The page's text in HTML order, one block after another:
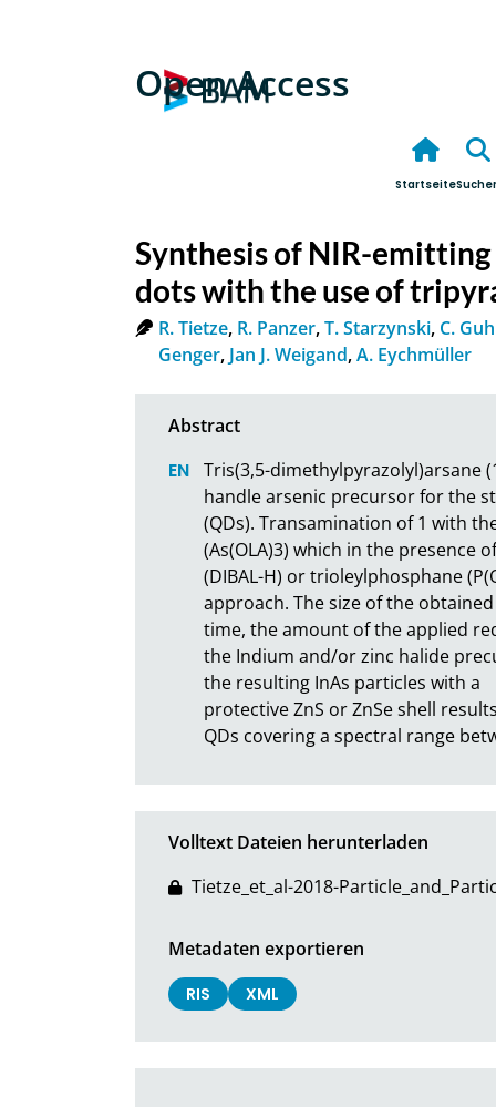
Open Access
Startseite
Synthesis of NIR-
dots with the use of
R. Tietze, R. Panzer,T. Starzynski, C.
Genger, Jan J. Weigand,A. Eychmüller
Tris(3,5-dimethylpyrazolyl)arsane
handle arsenic precursor for the
(QDs). Transamination of 1 with
(As(OLA)3) which in the
(DIBAL-H) or trioleylphosphane
approach. The size of the
time, the amount of the applied
the Indium and/or zinc halide
the resulting InAs particles with a
protective ZnS or ZnSe shell
QDs covering a spectral range
Volltext Dateien herunterladen
Tietze_et_al-2018-
Metadaten exportieren
RIS XML